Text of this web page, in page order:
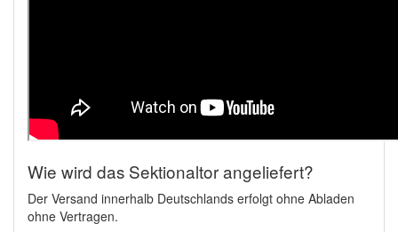
Wie wird das Sektionaltor angeliefert?
Der Versand innerhalb Deutschlands erfolgt ohne Abladen
ohne Vertragen.